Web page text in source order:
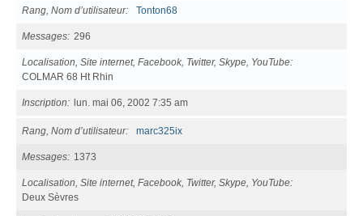
Rang, Nom d’utilisateur Tonton68
Messages 296
Localisation, Site internet, Facebook, Twitter, Skype, YouTube
COLMAR 68 Ht Rhin
Inscription lun. mai 06, 2002 7:35 am
Rang, Nom d’utilisateur marc325ix
Messages 1373
Localisation, Site internet, Facebook, Twitter, Skype, YouTube
Deux Sèvres